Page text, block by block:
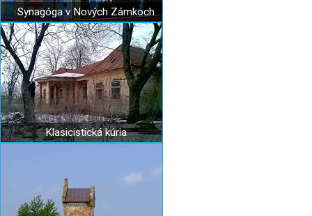
Synagóga v Nových Zámkoch
Klasicistická kúria